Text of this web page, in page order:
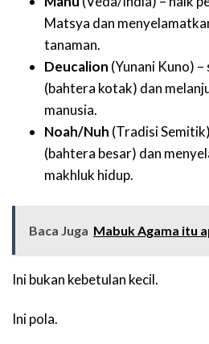
Matsya dan
tanaman.
Deucalion (Yunani Kuno)
(bahtera kotak) dan
manusia.
Noah/Nuh (Tradisi
(bahtera besar) dan
makhluk hidup.
Baca Juga Mabuk Agama itu
Ini bukan kebetulan kecil.
Ini pola.